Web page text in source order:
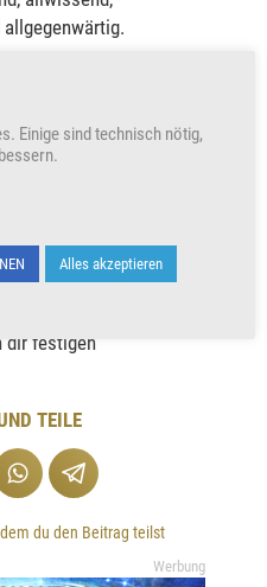
mit deiner Seele
Wirkung stärken
dir festigen
TEILE
du den Beitrag teilst
Werbung
Einige sind technisch nötig,
Alles akzeptieren